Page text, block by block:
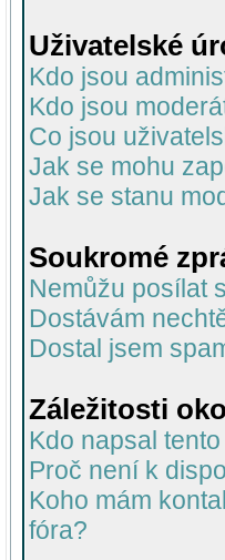
Uživatelské
Kdo jsou
Kdo jsou
Co jsou
Jak se mohu
Jak se stanu
Soukromé
Nemůžu posílat
Dostávám
Dostal jsem
Záležitosti
Kdo napsal
Proč není k
Koho mám
fóra?